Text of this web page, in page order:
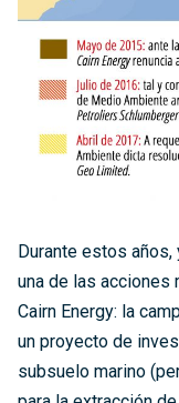
Durante estos
una de las
Cairn Energy: la
un proyecto de
subsuelo marino